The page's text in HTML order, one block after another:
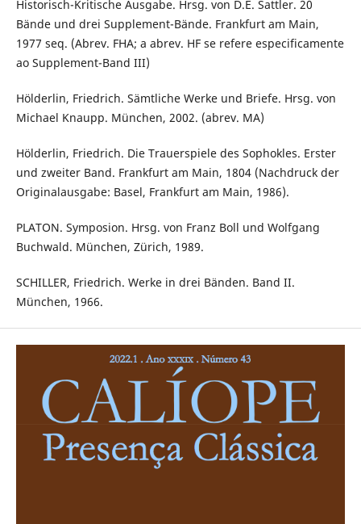
Historisch-Kritische Ausgabe. Hrsg. von D.E. Sattler. 20
Bände und drei Supplement-Bände. Frankfurt am Main,
1977 seq. (Abrev. FHA; a abrev. HF se refere especificamente
ao Supplement-Band III)
Hölderlin, Friedrich. Sämtliche Werke und Briefe. Hrsg. von
Michael Knaupp. München, 2002. (abrev. MA)
Hölderlin, Friedrich. Die Trauerspiele des Sophokles. Erster
und zweiter Band. Frankfurt am Main, 1804 (Nachdruck der
Originalausgabe: Basel, Frankfurt am Main, 1986).
PLATON. Symposion. Hrsg. von Franz Boll und Wolfgang
Buchwald. München, Zürich, 1989.
SCHILLER, Friedrich. Werke in drei Bänden. Band II.
München, 1966.